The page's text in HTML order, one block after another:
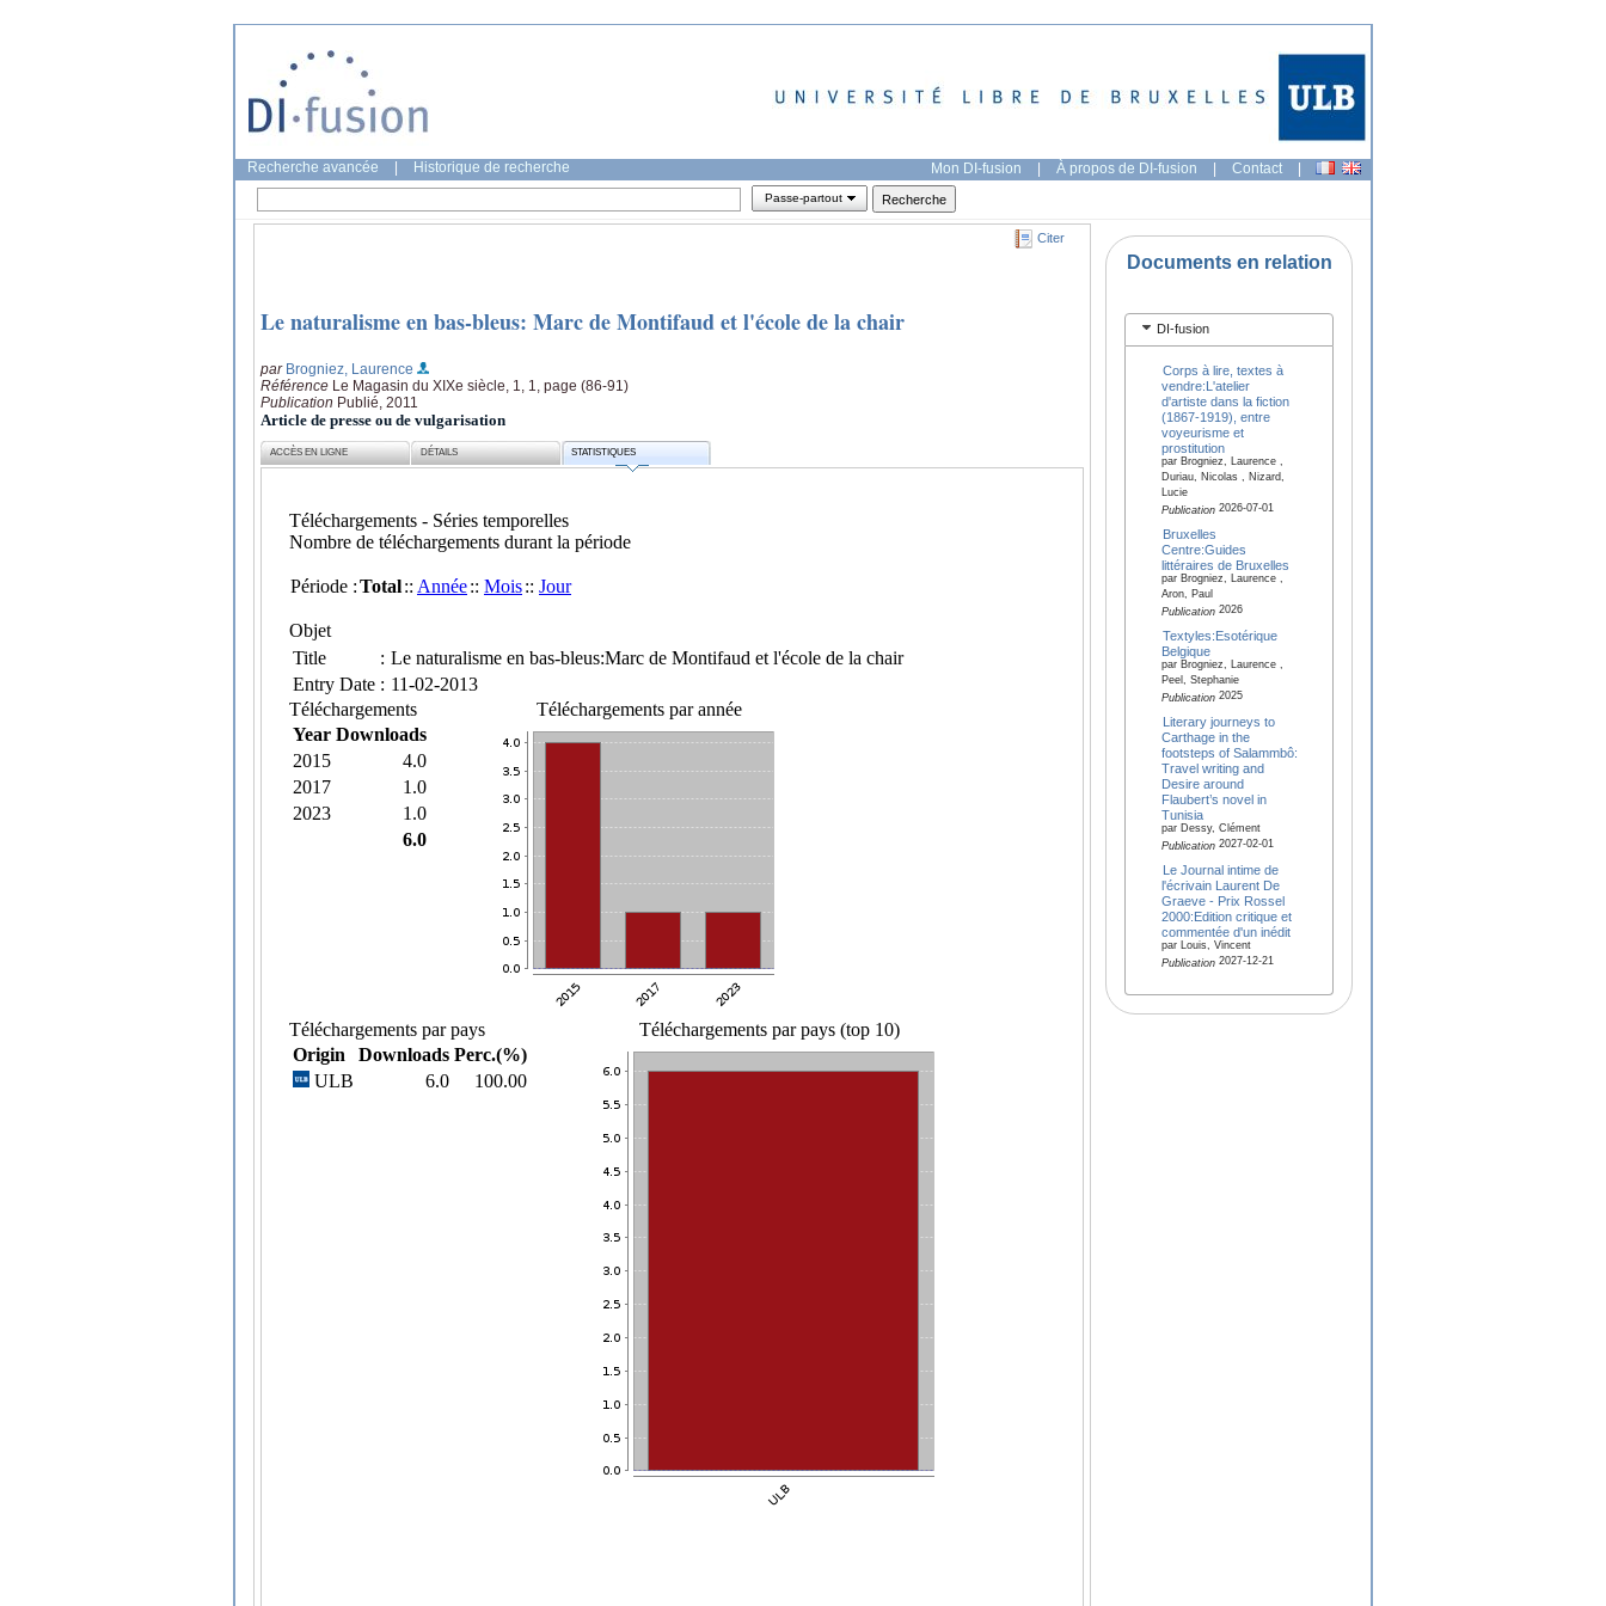
Recherche avancée Historique de recherche Mon DI-fusion | À propos de DI-fusion | Contact |
Passe-partout
Citer
Le naturalisme en bas-bleus: Marc de Montifaud et l'école de la chair
par Brogniez, Laurence
Référence Le Magasin du XIXe siècle, 1, 1, page (86-91)
Publication Publié, 2011
Article de presse ou de vulgarisation
ACCÈS EN LIGNE DÉTAILS STATISTIQUES
Documents en relation
DI-fusion
Corps à lire, textes à
vendre:L'atelier
d'artiste dans la fiction
(1867-1919), entre
voyeurisme et
prostitution
par Brogniez, Laurence ,
Duriau, Nicolas , Nizard,
Lucie
Publication2026-07-01
Bruxelles
Centre:Guides
littéraires de Bruxelles
par Brogniez, Laurence ,
Aron, Paul
Publication2026
Textyles:Esotérique
Belgique
par Brogniez, Laurence ,
Peel, Stephanie
Publication2025
Literary journeys to
Carthage in the
footsteps of Salammbô:
Travel writing and
Desire around
Flaubert’s novel in
Tunisia
par Dessy, Clément
Publication2027-02-01
Le Journal intime de
l'écrivain Laurent De
Graeve - Prix Rossel
2000:Edition critique et
commentée d'un inédit
par Louis, Vincent
Publication2027-12-21